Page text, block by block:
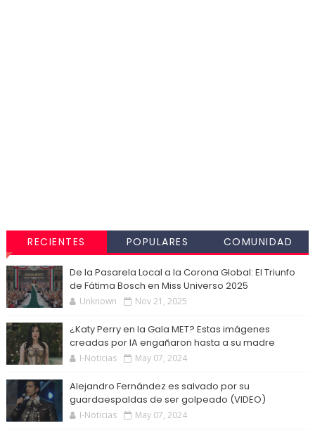
RECIENTES POPULARES COMUNIDAD
De la Pasarela Local a la Corona Global: El Triunfo
de Fátima Bosch en Miss Universo 2025
Unknown Nov 21, 2025
¿Katy Perry en la Gala MET? Estas imágenes
creadas por IA engañaron hasta a su madre
I-Noticias May 07, 2024
Alejandro Fernández es salvado por su
guardaespaldas de ser golpeado (VIDEO)
I-Noticias May 07, 2024